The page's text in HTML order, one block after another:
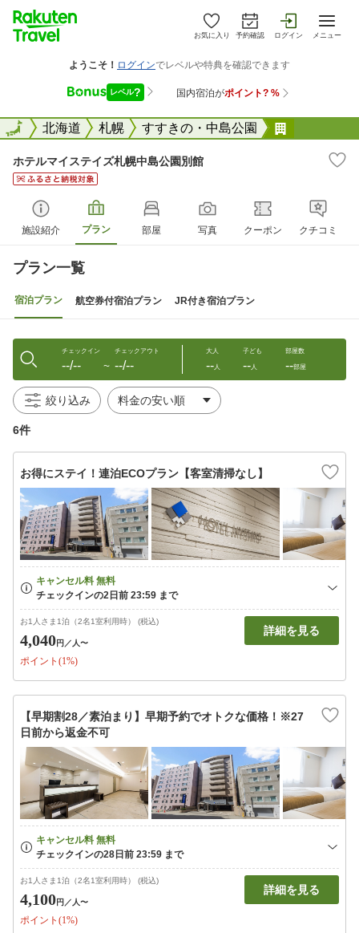
お気に入り 予約確認 ログイン メニュー
全国北海道 札幌 すすきの・中島公園
全国
ホテルマイステイズ札幌中島公園別館
施設紹介 プラン 部屋 写真 クーポン クチコミ
プラン一覧
宿泊プラン 航空券付宿泊プラン JR付き宿泊プラン
チェックイン
--/-- 〜
チェックアウト
--/--
大人
--人
子ども
--人
部屋数
--部屋
絞り込み
6件
お得にステイ！連泊ECOプラン【客室清掃なし】
お1人さま1泊（2名1室利用時） (税込)
4,040円 ／人〜
ポイント(1%)
詳細を見る
【早期割28／素泊まり】早期予約でオトクな価格！※27
日前から返金不可
お1人さま1泊（2名1室利用時） (税込)
4,100円 ／人〜
ポイント(1%)
詳細を見る